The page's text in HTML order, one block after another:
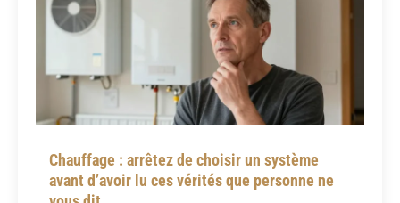
Chauffage : arrêtez de choisir un système
avant d’avoir lu ces vérités que personne ne